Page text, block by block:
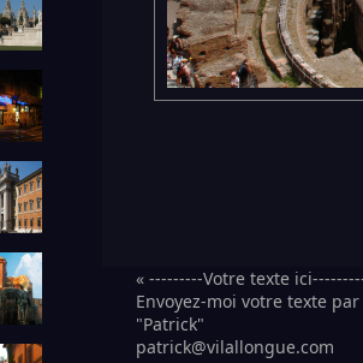
« ---------Votre texte
Envoyez-moi votre texte
"Patrick"
patrick@vilallongue.com